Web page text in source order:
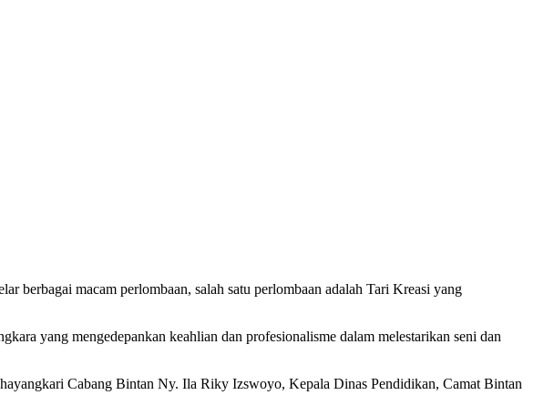
berbagai macam perlombaan, salah satu perlombaan adalah Tari Kreasi yang
yang mengedepankan keahlian dan profesionalisme dalam melestarikan seni dan
Cabang Bintan Ny. Ila Riky Izswoyo, Kepala Dinas Pendidikan, Camat Bintan